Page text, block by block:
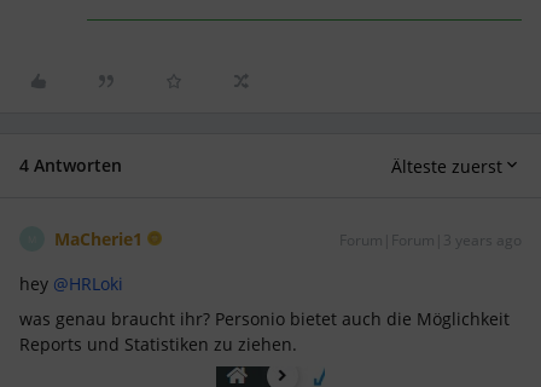
4 Antworten Älteste zuerst
MaCherie1 Forum|Forum|3 years ago
hey @HRLoki
was genau braucht ihr? Personio bietet auch die Möglichkeit
Reports und Statistiken zu ziehen.